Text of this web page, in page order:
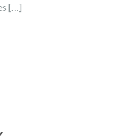
[…]